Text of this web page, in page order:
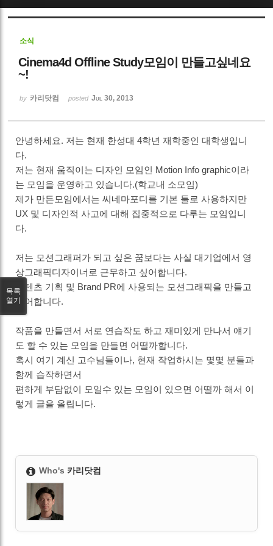
소식
Cinema4d Offline Study모임이 만들고싶네요
~!
by 카리닷컴 posted Jul 30, 2013
안녕하세요. 저는 현재 한성대 4학년 재학중인 대학생입니
다.
저는 현재 움직이는 디자인 모임인 Motion Info graphic이라
는 모임을 운영하고 있습니다.(학교내 소모임)
제가 만든모임에서는 씨네마포디를 기본 툴로 사용하지만
UX 및 디자인적 사고에 대해 집중적으로 다루는 모임입니
다.
저는 모션그래퍼가 되고 싶은 꿈보다는 사실 대기업에서 영
상그래픽디자이너로 근무하고 싶어합니다.
컨텐츠 기획 및 Brand PR에 사용되는 모션그래픽을 만들고
싶어합니다.
작품을 만들면서 서로 연습작도 하고 재미있게 만나서 얘기
도 할 수 있는 모임을 만들면 어떨까합니다.
혹시 여기 계신 고수님들이나, 현재 작업하시는 몇몇 분들과
함께 습작하면서
편하게 부담없이 모일수 있는 모임이 있으면 어떨까 해서 이
렇게 글을 올립니다.
Who's 카리닷컴
목록
열기
Sketchbook5, 스케치북5
Sketchbook5, 스케치북5